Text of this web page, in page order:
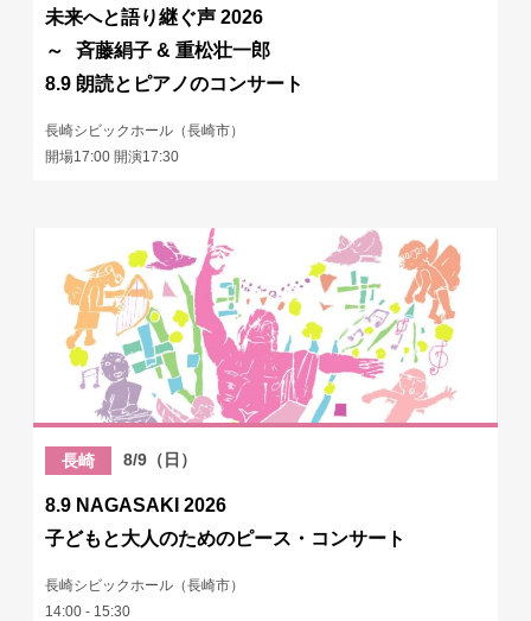
未来へと語り継ぐ声 2026
～ 斉藤絹子 & 重松壮一郎
8.9 朗読とピアノのコンサート
長崎シビックホール（長崎市）
開場17:00 開演17:30
長崎 8/9（日）
8.9 NAGASAKI 2026
子どもと大人のためのピース・コンサート
長崎シビックホール（長崎市）
14:00 - 15:30